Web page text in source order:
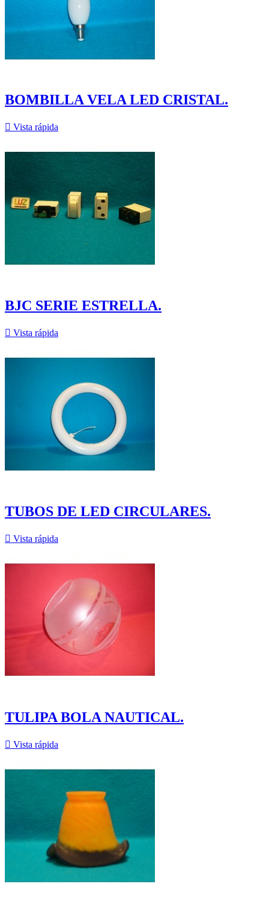
BOMBILLA VELA LED CRISTAL.
 Vista rápida
BJC SERIE ESTRELLA.
 Vista rápida
TUBOS DE LED CIRCULARES.
 Vista rápida
TULIPA BOLA NAUTICAL.
 Vista rápida